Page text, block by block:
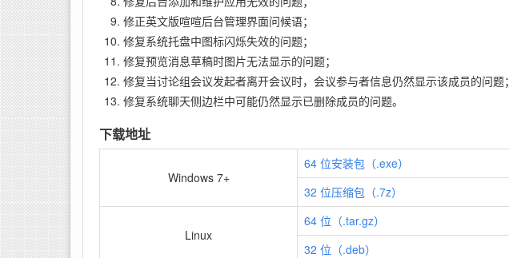
修正英文版喧喧后台管理界面问候语；
修复系统托盘中图标闪烁失效的问题；
修复预览消息草稿时图片无法显示的问题；
修复当讨论组会议发起者离开会议时，会议参与者信息仍然显示该成员的问题；
修复系统聊天侧边栏中可能仍然显示已删除成员的问题。
下载地址
Windows 7+
64 位安装包（.exe）
32 位压缩包（.7z）
Linux
64 位（.tar.gz）
32 位（.deb）